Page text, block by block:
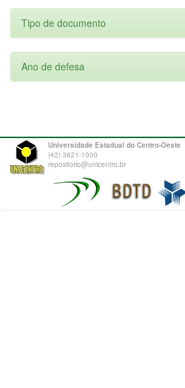
Tipo de documento
Ano de defesa
Universidade Estadual do Centro-Oeste
(42) 3621-1000
repositorio@unicentro.br